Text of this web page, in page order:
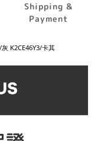
Shipping &
Payment
K2CE46Y3/卡其